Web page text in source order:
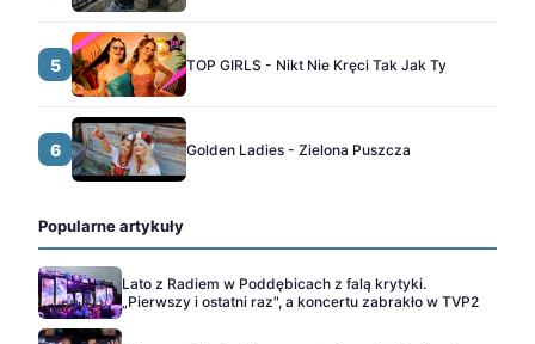
5 TOP GIRLS - Nikt Nie Kręci Tak Jak Ty
6 Golden Ladies - Zielona Puszcza
Popularne artykuły
Lato z Radiem w Poddębicach z falą krytyki.
„Pierwszy i ostatni raz", a koncertu zabrakło w TVP2